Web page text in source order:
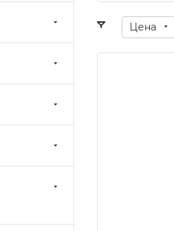
Цена